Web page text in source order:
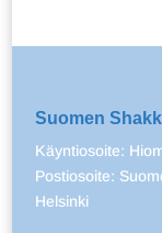
Suomen
Käyntiosoite:
Postiosoite:
Helsinki